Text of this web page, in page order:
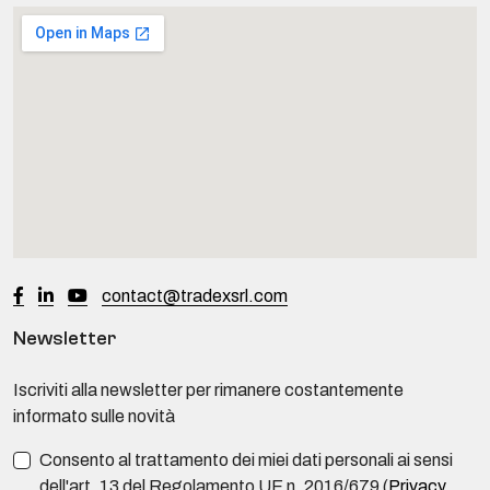
contact@tradexsrl.com
Newsletter
Iscriviti alla newsletter per rimanere costantemente
informato sulle novità
Consento al trattamento dei miei dati personali ai sensi
dell'art. 13 del Regolamento UE n. 2016/679 (Privacy